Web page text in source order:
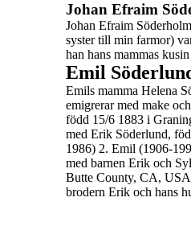
Johan Efraim
Johan Efraim
syster till min farmor)
han hans mammas
Emil
Emils mamma Helena
emigrerarmed make
född 15/6 1883 i
med Erik Söderlund,
1986) 2. Emil (1906-
med barnen Erik och
Butte County, CA,
brodern Erik och hans